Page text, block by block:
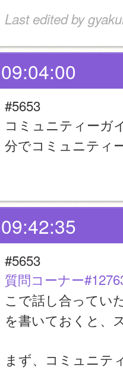
Last edited by
#5653
コミュニティーガ
分でコミュニティ
#5653
質問コーナー
こで話し合ってい
を書いておくと、
まず、コミュニテ